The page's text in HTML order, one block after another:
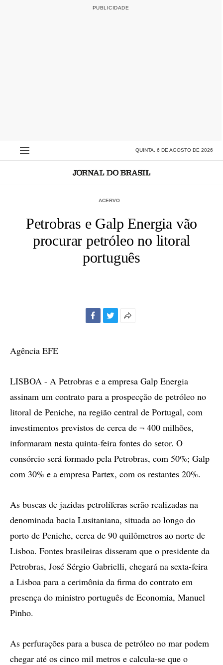
QUINTA, 6 DE AGOSTO DE 2026
ACERVO
Petrobras e Galp Energia vão
procurar petróleo no litoral
português
Agência EFE
LISBOA - A Petrobras e a empresa Galp Energia
assinam um contrato para a prospecção de petróleo no
litoral de Peniche, na região central de Portugal, com
investimentos previstos de cerca de ¬ 400 milhões,
informaram nesta quinta-feira fontes do setor. O
consórcio será formado pela Petrobras, com 50%; Galp
com 30% e a empresa Partex, com os restantes 20%.
As buscas de jazidas petrolíferas serão realizadas na
denominada bacia Lusitaniana, situada ao longo do
porto de Peniche, cerca de 90 quilômetros ao norte de
Lisboa. Fontes brasileiras disseram que o presidente da
Petrobras, José Sérgio Gabrielli, chegará na sexta-feira
a Lisboa para a cerimônia da firma do contrato em
presença do ministro português de Economia, Manuel
Pinho.
As perfurações para a busca de petróleo no mar podem
chegar até os cinco mil metros e calcula-se que o